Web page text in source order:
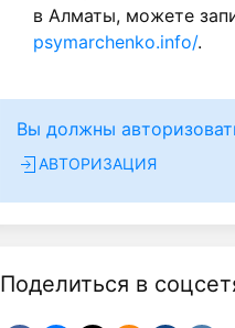
в Алматы, можете
psymarchenko.info/.
Вы должны
АВТОРИЗАЦИЯ
Поделиться в